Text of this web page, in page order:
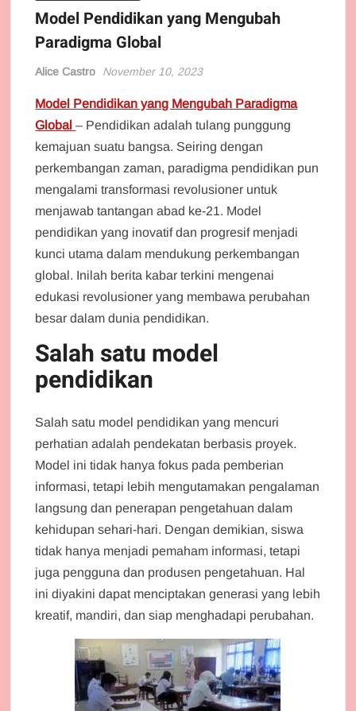
Model Pendidikan yang Mengubah
Paradigma Global
Alice Castro November 10, 2023
Model Pendidikan yang Mengubah Paradigma
Global – Pendidikan adalah tulang punggung
kemajuan suatu bangsa. Seiring dengan
perkembangan zaman, paradigma pendidikan pun
mengalami transformasi revolusioner untuk
menjawab tantangan abad ke-21. Model
pendidikan yang inovatif dan progresif menjadi
kunci utama dalam mendukung perkembangan
global. Inilah berita kabar terkini mengenai
edukasi revolusioner yang membawa perubahan
besar dalam dunia pendidikan.
Salah satu model
pendidikan
Salah satu model pendidikan yang mencuri
perhatian adalah pendekatan berbasis proyek.
Model ini tidak hanya fokus pada pemberian
informasi, tetapi lebih mengutamakan pengalaman
langsung dan penerapan pengetahuan dalam
kehidupan sehari-hari. Dengan demikian, siswa
tidak hanya menjadi pemaham informasi, tetapi
juga pengguna dan produsen pengetahuan. Hal
ini diyakini dapat menciptakan generasi yang lebih
kreatif, mandiri, dan siap menghadapi perubahan.